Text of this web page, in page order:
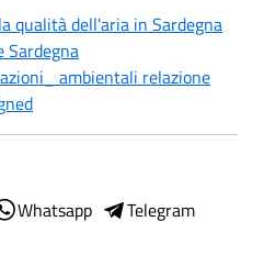
qualità dell'aria in Sardegna
Sardegna
ambientali relazione
Whatsapp
Telegram